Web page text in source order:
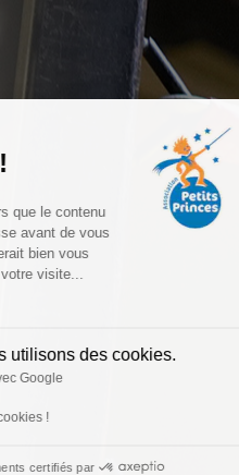
que le contenu
avant de vous
bien vous
votre visite...
utilisons des cookies.
Google
!
certifiés par